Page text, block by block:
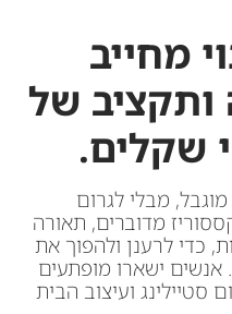
מחייב
ותקציב של
שקלים.
מבלי לגרום
מדוברים, תאורה
כדי לרענן ולהפוך את
ישארו מופתעים
סטיילינג ועיצוב הבית